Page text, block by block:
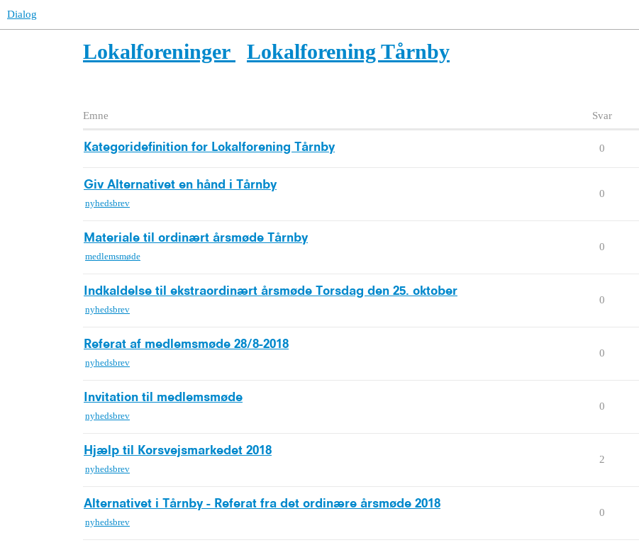
Dialog
Lokalforeninger Lokalforening Tårnby
Emne Svar
Kategoridefinition for Lokalforening Tårnby 0
Giv Alternativet en hånd i Tårnby
nyhedsbrev
0
Materiale til ordinært årsmøde Tårnby
medlemsmøde
0
Indkaldelse til ekstraordinært årsmøde Torsdag den 25. oktober
nyhedsbrev
0
Referat af medlemsmøde 28/8-2018
nyhedsbrev
0
Invitation til medlemsmøde
nyhedsbrev
0
Hjælp til Korsvejsmarkedet 2018
nyhedsbrev
2
Alternativet i Tårnby - Referat fra det ordinære årsmøde 2018
nyhedsbrev
0